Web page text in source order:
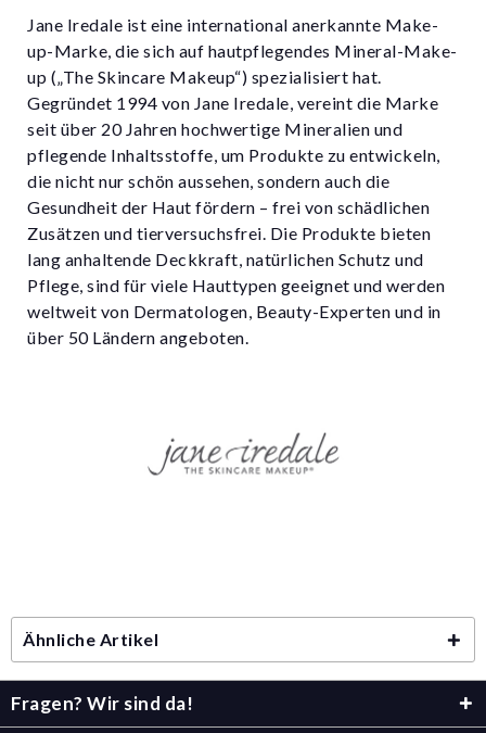
Jane Iredale ist eine international anerkannte Make-
up-Marke, die sich auf hautpflegendes Mineral-Make-
up („The Skincare Makeup“) spezialisiert hat.
Gegründet 1994 von Jane Iredale, vereint die Marke
seit über 20 Jahren hochwertige Mineralien und
pflegende Inhaltsstoffe, um Produkte zu entwickeln,
die nicht nur schön aussehen, sondern auch die
Gesundheit der Haut fördern – frei von schädlichen
Zusätzen und tierversuchsfrei. Die Produkte bieten
lang anhaltende Deckkraft, natürlichen Schutz und
Pflege, sind für viele Hauttypen geeignet und werden
weltweit von Dermatologen, Beauty-Experten und in
über 50 Ländern angeboten.
Ähnliche Artikel
Fragen? Wir sind da!